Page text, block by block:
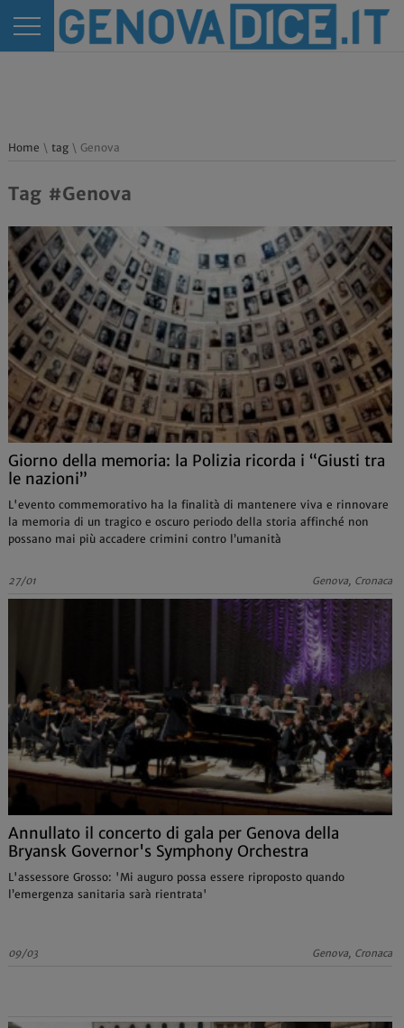
Home \ tag\ Genova
Tag #Genova
Giorno della memoria: la Polizia ricorda i “Giusti tra
le nazioni”
L'evento commemorativo ha la finalità di mantenere viva e rinnovare
la memoria di un tragico e oscuro periodo della storia affinché non
possano mai più accadere crimini contro l’umanità
27/01 Genova, Cronaca
Annullato il concerto di gala per Genova della
Bryansk Governor's Symphony Orchestra
L'assessore Grosso: 'Mi auguro possa essere riproposto quando
l’emergenza sanitaria sarà rientrata'
09/03 Genova, Cronaca